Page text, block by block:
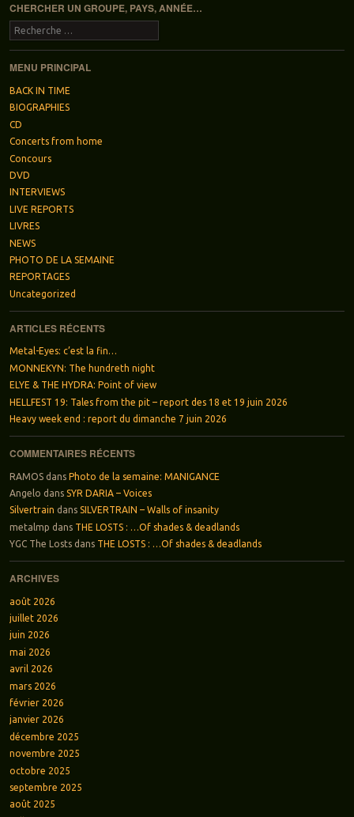
CHERCHER UN GROUPE, PAYS, ANNÉE…
Recherche
MENU PRINCIPAL
BACK IN TIME
BIOGRAPHIES
CD
Concerts from home
Concours
DVD
INTERVIEWS
LIVE REPORTS
LIVRES
NEWS
PHOTO DE LA SEMAINE
REPORTAGES
Uncategorized
ARTICLES RÉCENTS
Metal-Eyes: c’est la fin…
MONNEKYN: The hundreth night
ELYE & THE HYDRA: Point of view
HELLFEST 19: Tales from the pit – report des 18 et 19 juin 2026
Heavy week end : report du dimanche 7 juin 2026
COMMENTAIRES RÉCENTS
RAMOSdans Photo de la semaine: MANIGANCE
Angelo dans SYR DARIA – Voices
Silvertrain dans SILVERTRAIN – Walls of insanity
metalmp dans THE LOSTS : …Of shades & deadlands
YGC The Lostsdans THE LOSTS : …Of shades & deadlands
ARCHIVES
août 2026
juillet 2026
juin 2026
mai 2026
avril 2026
mars 2026
février 2026
janvier 2026
décembre 2025
novembre 2025
octobre 2025
septembre 2025
août 2025